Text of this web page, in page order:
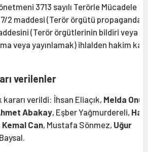
3713 sayılı Terörle Mücadele
2 maddesi (Terör örgütü propagandası
(Terör örgütlerinin bildiri veya
veya yayınlamak) ihlalden hakim
verilenler
verildi: İhsan Eliaçık, Melda Onur
Abakay, Eşber Yağmurdereli,
Kemal Can, Mustafa Sönmez, Uğur